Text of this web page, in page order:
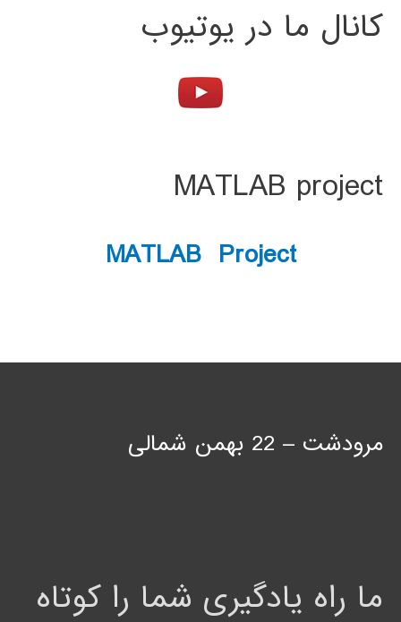
کانال ما در یوتیوب
MATLAB project
MATLAB Project
مرودشت – 22 بهمن شمالی
ما راه یادگیری شما را کوتاه